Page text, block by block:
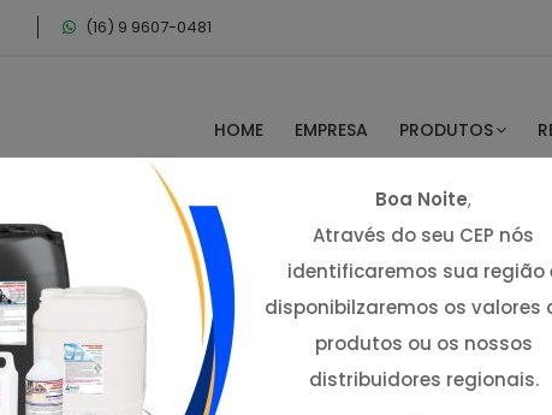
(16) 9 9607-0481
HOME EMPRESA PRODUTOS
Boa Noite,
Através do seu CEP nós
identificaremos sua região
disponibilzaremos os valores
produtos ou os nossos
distribuidores regionais.